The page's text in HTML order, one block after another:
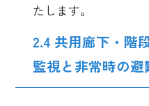
たします。
2.4 共用廊下・階
監視と非常時の